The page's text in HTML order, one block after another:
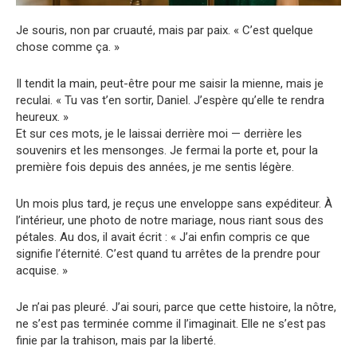
Je souris, non par cruauté, mais par paix. « C’est quelque
chose comme ça. »
Il tendit la main, peut-être pour me saisir la mienne, mais je
reculai. « Tu vas t’en sortir, Daniel. J’espère qu’elle te rendra
heureux. »
Et sur ces mots, je le laissai derrière moi — derrière les
souvenirs et les mensonges. Je fermai la porte et, pour la
première fois depuis des années, je me sentis légère.
Un mois plus tard, je reçus une enveloppe sans expéditeur. À
l’intérieur, une photo de notre mariage, nous riant sous des
pétales. Au dos, il avait écrit : « J’ai enfin compris ce que
signifie l’éternité. C’est quand tu arrêtes de la prendre pour
acquise. »
Je n’ai pas pleuré. J’ai souri, parce que cette histoire, la nôtre,
ne s’est pas terminée comme il l’imaginait. Elle ne s’est pas
finie par la trahison, mais par la liberté.